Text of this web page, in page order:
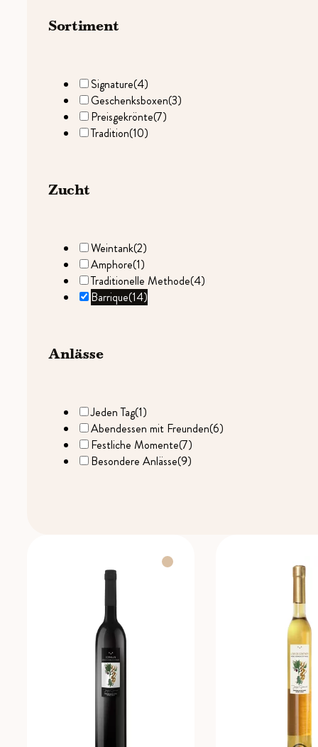
Sortiment
Signature(4)
Geschenksboxen(3)
Preisgekrönte(7)
Tradition(10)
Zucht
Weintank(2)
Amphore(1)
Traditionelle Methode(4)
Barrique(14)
Anlässe
Jeden Tag(1)
Abendessen mit Freunden(6)
Festliche Momente(7)
Besondere Anlässe(9)